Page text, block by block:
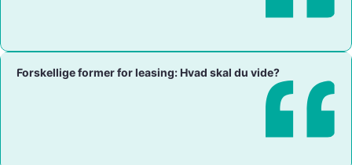
Forskellige former for leasing: Hvad skal du vide?